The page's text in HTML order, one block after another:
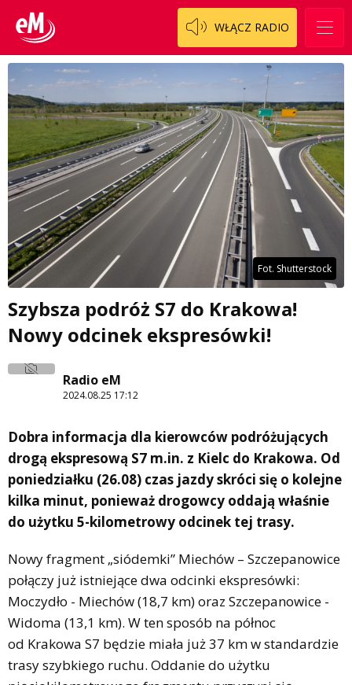
WŁĄCZ RADIO
Fot. Shutterstock
Szybsza podróż S7 do Krakowa!
Nowy odcinek ekspresówki!
Radio eM
2024.08.25 17:12
Dobra informacja dla kierowców podróżujących
drogą ekspresową S7 m.in. z Kielc do Krakowa. Od
poniedziałku (26.08) czas jazdy skróci się o kolejne
kilka minut, ponieważ drogowcy oddają właśnie
do użytku 5-kilometrowy odcinek tej trasy.
Nowy fragment „siódemki” Miechów – Szczepanowice
połączy już istniejące dwa odcinki ekspresówki:
Moczydło - Miechów (18,7 km) oraz Szczepanowice -
Widoma (13,1 km). W ten sposób na północ
od Krakowa S7 będzie miała już 37 km w standardzie
trasy szybkiego ruchu. Oddanie do użytku